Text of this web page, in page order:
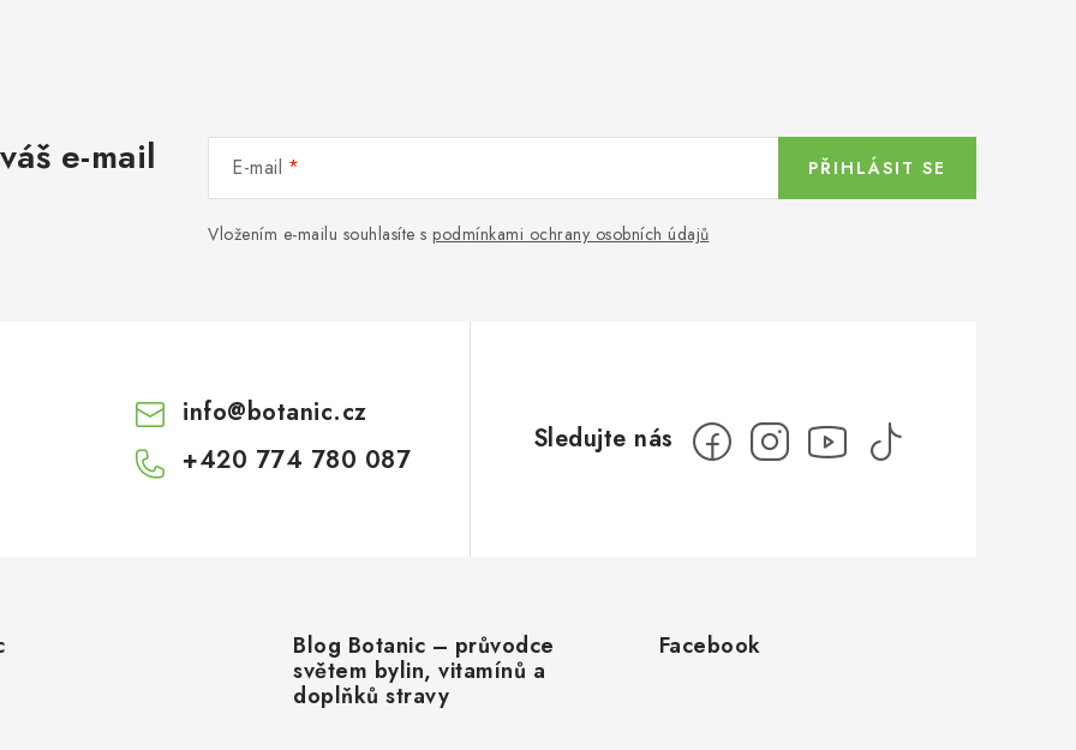
e-mail E-mail
Vložením e-mailu souhlasíte s podmínkami ochrany osobních údajů
PŘIHLÁSIT SE
info@botanic.cz
+420 774 780 087
Blog Botanic – průvodce
světem bylin, vitamínů a
doplňků stravy
Facebook